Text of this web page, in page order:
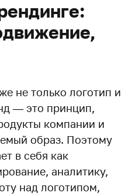
не только логотип и
— это принцип,
компании и
образ. Поэтому
в себя как
аналитику,
над логотипом,